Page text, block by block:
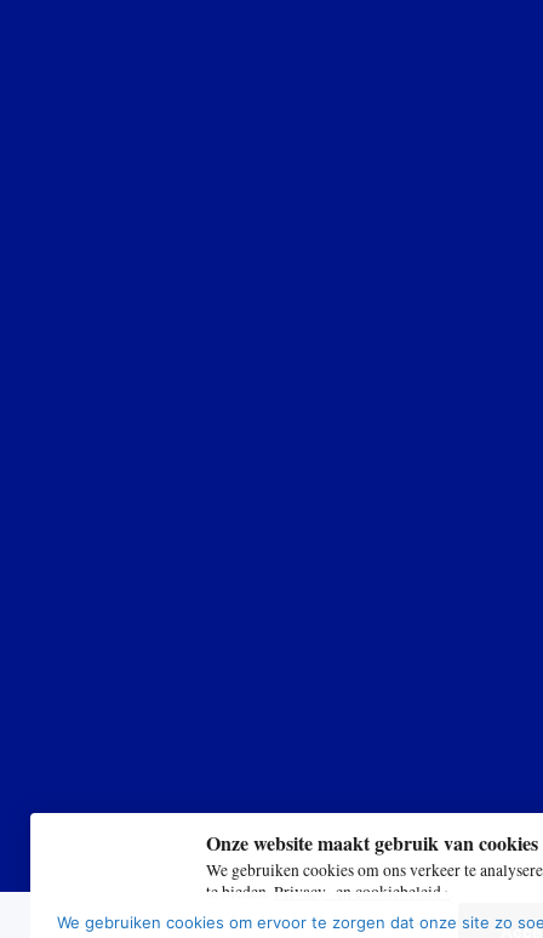
Onze website maakt gebruik van
We gebruiken cookies om ons verkeer te
te bieden. Privacy- en cookiebeleid ›
We gebruiken cookies om ervoor te zorgen dat onze site zo